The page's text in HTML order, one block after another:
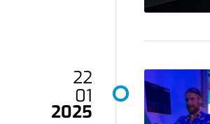
22
01
2025